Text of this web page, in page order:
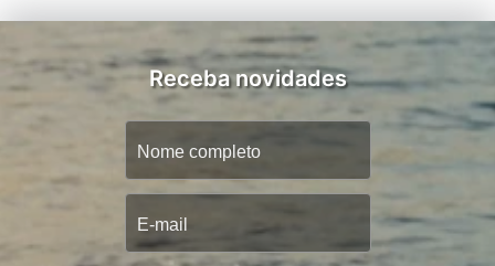
Receba novidades